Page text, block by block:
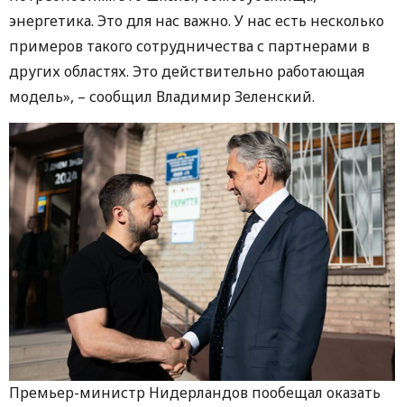
энергетика. Это для нас важно. У нас есть несколько
примеров такого сотрудничества с партнерами в
других областях. Это действительно работающая
модель», – сообщил Владимир Зеленский.
Премьер-министр Нидерландов пообещал оказать